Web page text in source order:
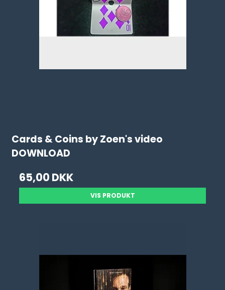
Cards & Coins by Zoen's video
DOWNLOAD
65,00 DKK
VIS PRODUKT